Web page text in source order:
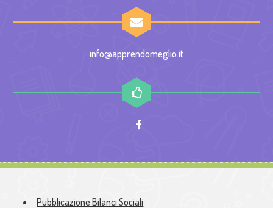
info@apprendomeglio.it
Pubblicazione Bilanci Sociali